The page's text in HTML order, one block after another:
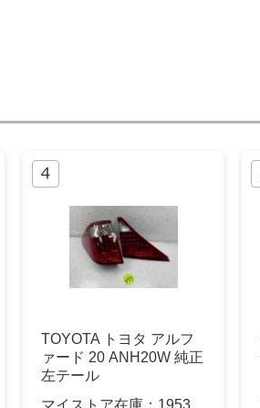
TOYOTA トヨタ アルフ
ァード 20 ANH20W 純正
左テール
マイストア在庫： 1953